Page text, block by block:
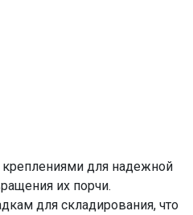
для надежной
их порчи.
для складирования, что